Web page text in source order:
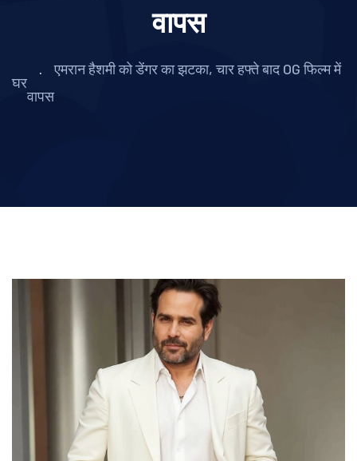
वापस
घर
एमरान हैशमी को डेंगर का झटका, चार हफ्ते बाद OG फिल्म में
वापस